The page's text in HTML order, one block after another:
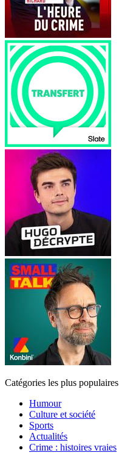
Catégories les plus populaires
Humour
Culture et société
Sports
Actualités
Crime : histoires vraies